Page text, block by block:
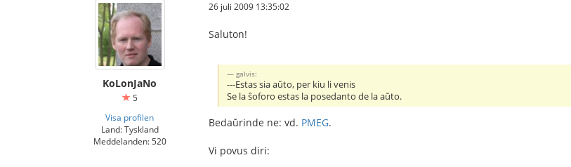
KoLonJaNo
5
Visa profilen
Land: Tyskland
Meddelanden: 520
26 juli 2009 13:35:02
Saluton!
galvis:
---Estas sia aŭto, per kiu li venis
Se la ŝoforo estas la posedanto de la aŭto.
Bedaŭrinde ne: vd. PMEG.
Vi povus diri: